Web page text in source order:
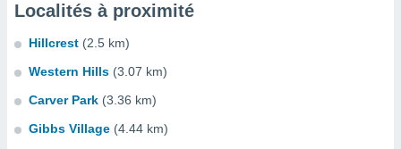
Localités à proximité
Hillcrest (2.5 km)
Western Hills (3.07 km)
Carver Park (3.36 km)
Gibbs Village (4.44 km)